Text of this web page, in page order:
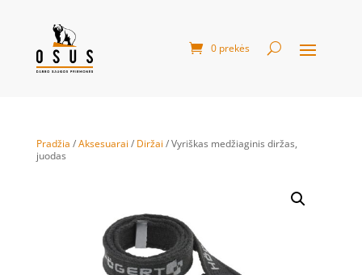
0 prekės
Pradžia /Aksesuarai / Diržai / Vyriškas medžiaginis diržas,
juodas